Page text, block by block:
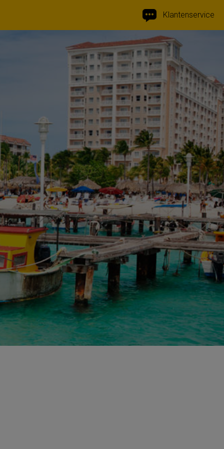
Klantenservice